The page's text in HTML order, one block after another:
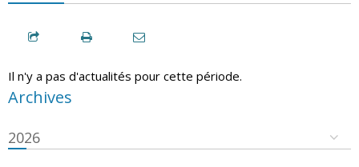
Il n'y a pas d'actualités pour cette période.
Archives
2026